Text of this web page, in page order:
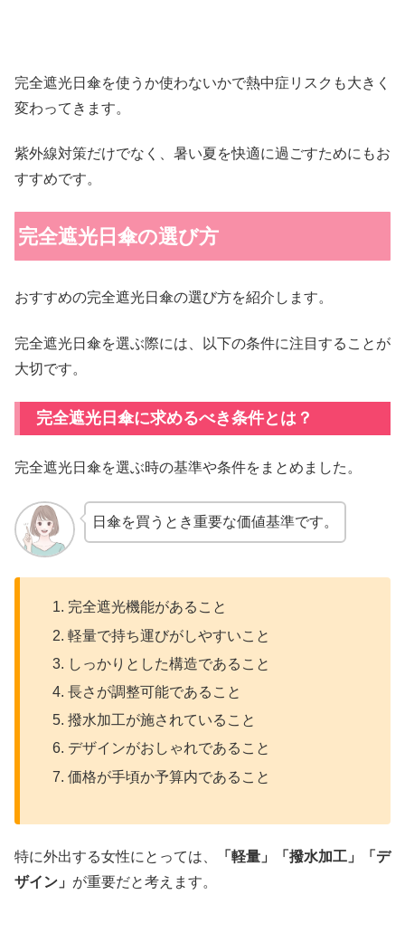
完全遮光日傘を使うか使わないかで熱中症リスクも大きく
変わってきます。
紫外線対策だけでなく、暑い夏を快適に過ごすためにもお
すすめです。
完全遮光日傘の選び方
おすすめの完全遮光日傘の選び方を紹介します。
完全遮光日傘を選ぶ際には、以下の条件に注目することが
大切です。
完全遮光日傘に求めるべき条件とは？
完全遮光日傘を選ぶ時の基準や条件をまとめました。
日傘を買うとき重要な価値基準です。
完全遮光機能があること
軽量で持ち運びがしやすいこと
しっかりとした構造であること
長さが調整可能であること
撥水加工が施されていること
デザインがおしゃれであること
価格が手頃か予算内であること
特に外出する女性にとっては、
「軽量」「撥水加工」「デ
ザイン」 が重要だと考えます。